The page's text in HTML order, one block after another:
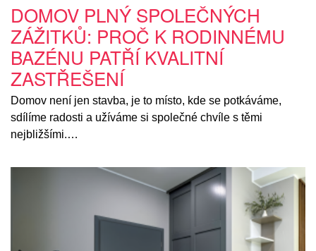
DOMOV PLNÝ SPOLEČNÝCH
ZÁŽITKŮ: PROČ K RODINNÉMU
BAZÉNU PATŘÍ KVALITNÍ
ZASTŘEŠENÍ
Domov není jen stavba, je to místo, kde se potkáváme,
sdílíme radosti a užíváme si společné chvíle s těmi
nejbližšími.…